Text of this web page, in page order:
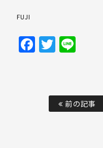
FUJI
Facebook
Twitter
前の記事